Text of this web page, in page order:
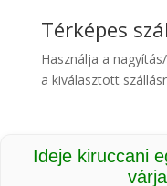
Térképes
Használja a
a kiválasztott
Ideje kiruccani